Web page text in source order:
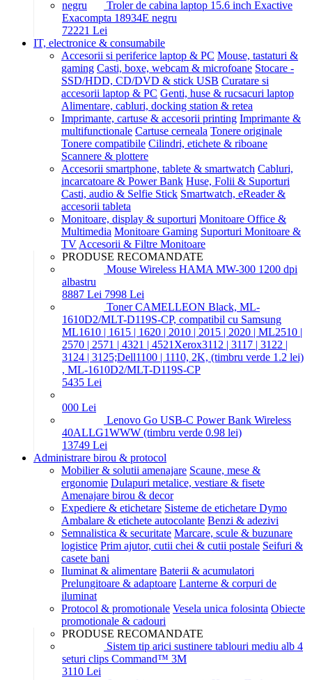
Troler de cabina laptop 15.6 inch Exactive
Exacompta 18934E negru
72221 Lei
IT, electronice & consumabile
Accesorii si periferice laptop & PC Mouse, tastaturi &
gaming Casti, boxe, webcam & microfoane Stocare -
SSD/HDD, CD/DVD & stick USB Curatare si
accesorii laptop & PC Genti, huse & rucsacuri laptop
Alimentare, cabluri, docking station & retea
Imprimante, cartuse & accesorii printing Imprimante &
multifunctionale Cartuse cerneala Tonere originale
Tonere compatibile Cilindri, etichete & riboane
Scannere & plottere
Accesorii smartphone, tablete & smartwatch Cabluri,
incarcatoare & Power Bank Huse, Folii & Suporturi
Casti, audio & Selfie Stick Smartwatch, eReader &
accesorii tableta
Monitoare, display & suporturi Monitoare Office &
Multimedia Monitoare Gaming Suporturi Monitoare &
TV Accesorii & Filtre Monitoare
PRODUSE RECOMANDATE
Mouse Wireless HAMA MW-300 1200 dpi
albastru
8887 Lei 7998 Lei
Toner CAMELLEON Black, ML-
1610D2/MLT-D119S-CP, compatibil cu Samsung
ML1610 | 1615 | 1620 | 2010 | 2015 | 2020 | ML2510 |
2570 | 2571 | 4321 | 4521Xerox3112 | 3117 | 3122 |
3124 | 3125;Dell1100 | 1110, 2K, (timbru verde 1.2 lei)
, ML-1610D2/MLT-D119S-CP
5435 Lei
000 Lei
Lenovo Go USB-C Power Bank Wireless
40ALLG1WWW (timbru verde 0.98 lei)
13749 Lei
Administrare birou & protocol
Mobilier & solutii amenajare Scaune, mese &
ergonomie Dulapuri metalice, vestiare & fisete
Amenajare birou & decor
Expediere & etichetare Sisteme de etichetare Dymo
Ambalare & etichete autocolante Benzi & adezivi
Semnalistica & securitate Marcare, scule & buzunare
logistice Prim ajutor, cutii chei & cutii postale Seifuri &
casete bani
Iluminat & alimentare Baterii & acumulatori
Prelungitoare & adaptoare Lanterne & corpuri de
iluminat
Protocol & promotionale Vesela unica folosinta Obiecte
promotionale & cadouri
PRODUSE RECOMANDATE
Sistem tip arici sustinere tablouri mediu alb 4
seturi clips Command™ 3M
3110 Lei